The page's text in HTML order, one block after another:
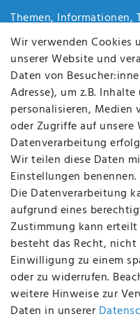
Themen, Informationen,
Jobs
Über uns
Kontakt
Datenschutz
AGB
FAQ
Batterieentsorgung
Altölverordnung
Impressum
BEQUEM UND SICHER
BEI UNS SIND SIE
Wir verwenden Cookies
unserer Website und
Daten von
Adresse), um z.B.
personalisieren,
oder Zugriffe auf unsere
Datenverarbeitung
Wir teilen diese Daten
Einstellungen benennen.
Die Datenverarbeitung
aufgrund eines
Zustimmung kann
besteht das Recht,
Einwilligung zu einem
oder zu widerrufen.
weitere Hinweise zur
Daten in unserer